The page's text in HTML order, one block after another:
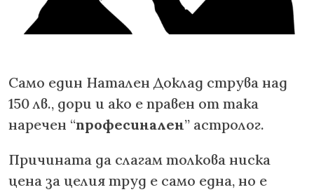
Само един Натален Доклад струва над
150 лв., дори и ако е правен от така
наречен “професинален” астролог.
Причината да слагам толкова ниска
цена за целия труд е само една, но е